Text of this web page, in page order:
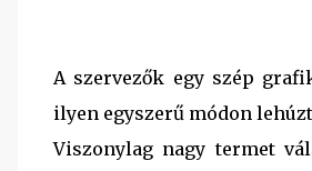
A szervezők egy szép
ilyen egyszerű módon
Viszonylag nagy termet